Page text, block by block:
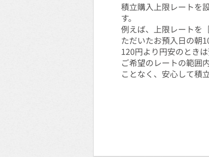
積立購入上限レートを
す。
例えば、上限レートを
ただいたお預入日の朝
120円より円安のとき
ご希望のレートの範囲
ことなく、安心して積